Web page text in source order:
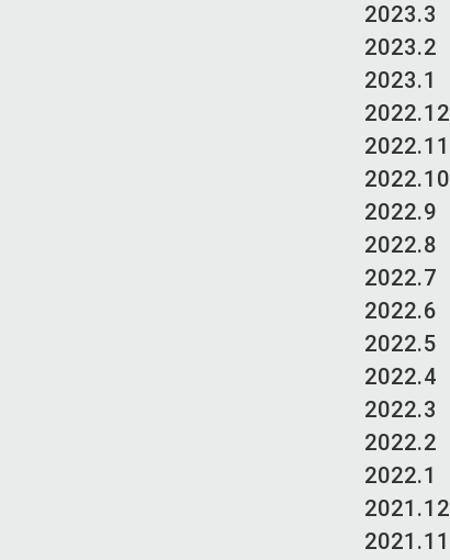
2023.3
2023.2
2023.1
2022.12
2022.11
2022.10
2022.9
2022.8
2022.7
2022.6
2022.5
2022.4
2022.3
2022.2
2022.1
2021.12
2021.11